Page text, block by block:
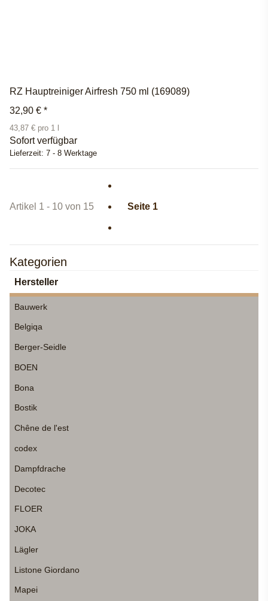
RZ Hauptreiniger Airfresh 750 ml (169089)
32,90 € *
43,87 € pro 1 l
Sofort verfügbar
Lieferzeit: 7 - 8 Werktage
Artikel 1 - 10 von 15 Seite 1
Kategorien
Hersteller
Bauwerk
Belgiqa
Berger-Seidle
BOEN
Bona
Bostik
Chêne de l'est
codex
Dampfdrache
Decotec
FLOER
JOKA
Lägler
Listone Giordano
Mapei